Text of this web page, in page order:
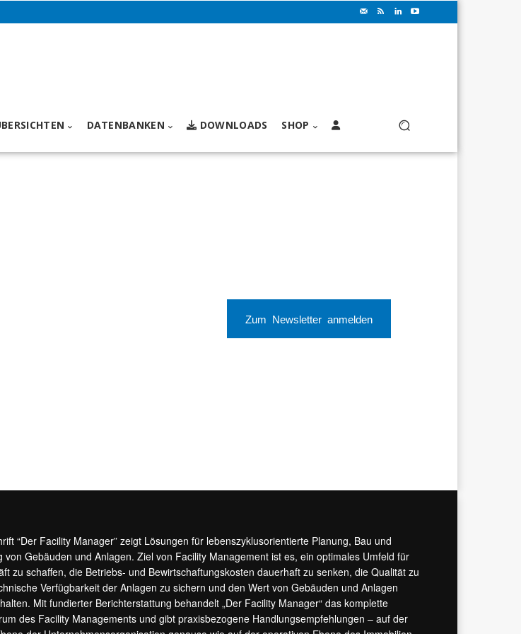
DATENBANKEN DOWNLOADS SHOP
Zum Newsletter anmelden
“Der Facility Manager” zeigt Lösungen für lebenszyklusorientierte Planung, Bau und
von Gebäuden und Anlagen. Ziel von Facility Management ist es, ein optimales Umfeld für
zu schaffen, die Betriebs- und Bewirtschaftungskosten dauerhaft zu senken, die Qualität zu
Verfügbarkeit der Anlagen zu sichern und den Wert von Gebäuden und Anlagen
Mit fundierter Berichterstattung behandelt „Der Facility Manager“ das komplette
des Facility Managements und gibt praxisbezogene Handlungsempfehlungen – auf der